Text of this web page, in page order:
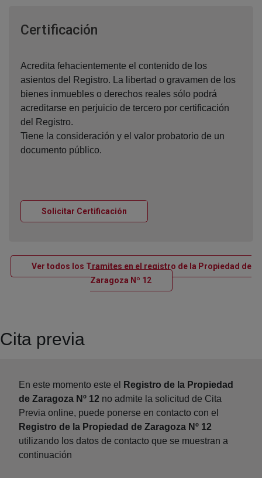
Certificación
Acredita fehacientemente el contenido de los
asientos del Registro. La libertad o gravamen de los
bienes inmuebles o derechos reales sólo podrá
acreditarse en perjuicio de tercero por certificación
del Registro.
Tiene la consideración y el valor probatorio de un
documento público.
Solicitar Certificación
Ver todos los Tramites en el registro de la Propiedad de
Zaragoza Nº 12Ventana nueva
Cita previa
En este momento este el
Registro de la Propiedad
de Zaragoza Nº 12 no admite la solicitud de Cita
Previa online, puede ponerse en contacto con el
Registro de la Propiedad de Zaragoza Nº 12
utilizando los datos de contacto que se muestran a
continuación